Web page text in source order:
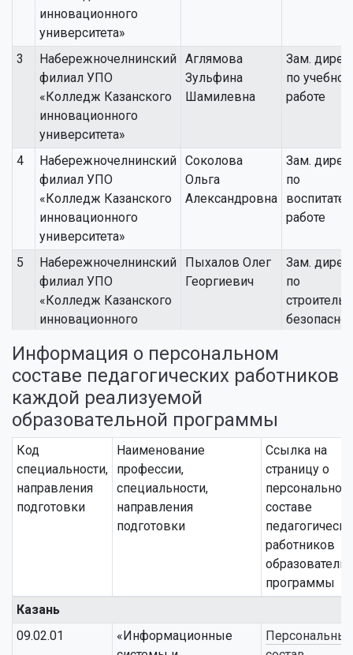
инновационного
университета»
3
Набережночелнинский
филиал УПО
«Колледж Казанского
инновационного
университета»
Аглямова
Зульфина
Шамилевна
Зам.
по учебной
работе
4
Набережночелнинский
филиал УПО
«Колледж Казанского
инновационного
университета»
Соколова
Ольга
Александровна
Зам.
по
работе
5
Набережночелнинский
филиал УПО
«Колледж Казанского
инновационного
Пыхалов Олег
Георгиевич
Зам.
по
6
Нижнекамский
филиал УПО
«Колледж Казанского
инновационного
университета»
Гарифуллин
Айдар
Хакимянович
Директор
7
Нижнекамский
филиал УПО
«Колледж Казанского
Бикметова
Светлана
Александровна
директор
филиал УПО
«Колледж Казанского
инновационного
Александровна
Зам.
работе
Информация о персональном
составе педагогических работников
каждой реализуемой
образовательной программы
Код
специальности,
направления
подготовки
Наименование
профессии,
специальности,
направления
подготовки
Ссылка на
страницу о
персональном
составе
работников
программы
Казань
09.02.01
«Информационные